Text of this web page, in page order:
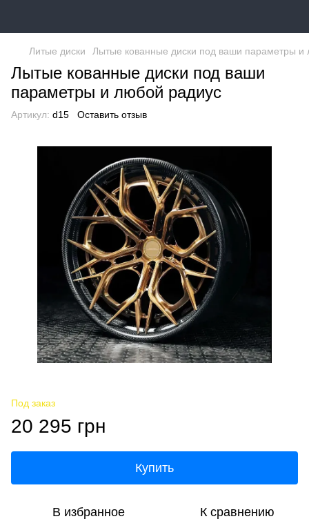
Литые диски Лытые кованные диски под ваши параметры и
Лытые кованные диски под ваши
параметры и любой радиус
Артикул: d15 Оставить отзыв
Под заказ
20 295 грн
Купить
В избранное К сравнению